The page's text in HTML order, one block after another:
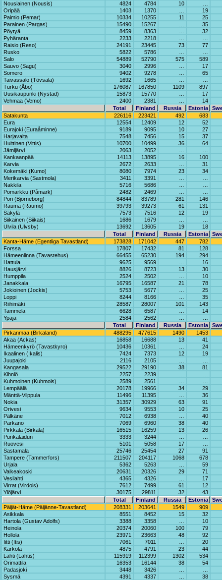
Nousiainen (Nousis)
4824 4784 10
Oripää
1403 1370
19
Paimio (Pemar)
10334 10255 11
25
Parainen (Pargas)
15490 15267
35
Pöytyä
8459 8363
32
Pyhäranta
2233 2218
Raisio (Reso)
24191 23445 73
77
Rusko
5822 5786
Salo
54889 52790 575
589
Sauvo (Sagu)
3040 2996
17
Somero
9402 9278
65
Taivassalo (Tövsala)
1692 1665
Turku (Åbo)
176087 167850 1109
897
Uusikaupunki (Nystad)
15873 15770
17
Vehmaa (Vemo)
2400 2381
14
Total
Finland Russia Estonia
Satakunta
226116 223421 492
683
Eura
12554 12409 12
52
Eurajoki (Euraåminne)
9189 9095 10
27
Harjavalta
7548 7456 15
37
Huittinen (Vittis)
10700 10499 36
64
Jämijärvi
2063 2052
Kankaanpää
14113 13895 16
100
Karvia
2672 2633
31
Kokemäki (Kumo)
8080 7974 23
34
Merikarvia (Sastmola)
3411 3391
Nakkila
5716 5686
Pomarkku (Påmark)
2482 2469
Pori (Björneborg)
84844 83789 281
146
Rauma (Raumo)
39793 39273 61
131
Säkylä
7573 7516 12
19
Siikainen (Siikais)
1686 1679
Ulvila (Ulvsby)
13692 13605 19
18
Total
Finland Russia Estonia
Kanta-Häme (Egentliga Tavastland)
173828 171042 447
782
Forssa
17807 17432 81
128
Hämeenlinna (Tavastehus)
66455 65230 194
294
Hattula
9625 9569
16
Hausjärvi
8826 8723 13
30
Humppila
2524 2502
10
Janakkala
16795 16587 21
78
Jokioinen (Jockis)
5753 5677
25
Loppi
8244 8166
35
Riihimäki
28587 28007 101
143
Tammela
6628 6587
14
Ypäjä
2584 2562
Total
Finland Russia Estonia
Pirkanmaa (Birkaland)
488295 477615 1490
1453
Akaa (Ackas)
16858 16688 13
41
Hämeenkyrö (Tavastkyro)
10436 10361
24
Ikaalinen (Ikalis)
7424 7373 12
19
Juupajoki
2116 2105
Kangasala
29522 29190 38
81
Kihniö
2257 2239
Kuhmoinen (Kuhmois)
2589 2561
Lempäälä
20178 19966 34
29
Mänttä-Vilppula
11496 11395
36
Nokia
31357 30929 63
91
Orivesi
9634 9553 10
25
Pälkäne
7012 6938
40
Parkano
7069 6960 38
40
Pirkkala (Birkala)
16515 16259 13
26
Punkalaidun
3333 3244
Ruovesi
5101 5058 17
Sastamala
25746 25454 27
91
Tampere (Tammerfors)
211507 204117 1068
678
Urjala
5362 5263
59
Valkeakoski
20631 20326 29
71
Vesilahti
4365 4326
17
Virrat (Virdois)
7612 7499 61
12
Ylöjärvi
30175 29811 32
43
Total
Finland Russia Estonia
Päijät-Häme (Päijänne-Tavastland)
208331 203641 1549
909
Asikkala
8551 8452 15
32
Hartola (Gustav Adolfs)
3388 3358
10
Heinola
20374 20060 100
79
Hollola
23971 23663 48
92
Iitti (Itis)
7061 7011
20
Kärkölä
4875 4791 23
44
Lahti (Lahtis)
115919 112399 1302
534
Orimattila
16353 16144 38
54
Padasjoki
3448 3426
Sysmä
4391 4337
38